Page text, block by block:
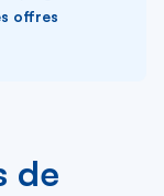
offres
de